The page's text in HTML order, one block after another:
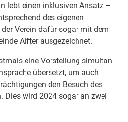
lebt einen inklusiven Ansatz –
des eigenen
Verein dafür sogar mit dem
Alfter ausgezeichnet.
eine Vorstellung simultan
übersetzt, um auch
den Besuch des
Dies wird 2024 sogar an zwei